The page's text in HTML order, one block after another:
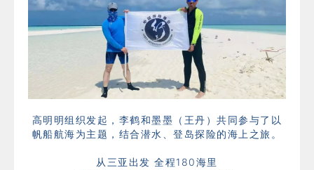
高明明组织发起，李鹤和墨墨 （ 王丹 ）共同参与了以
帆船航海为主题，结合潜水、登岛探险的海上之旅。
从三亚出发 全程180海里